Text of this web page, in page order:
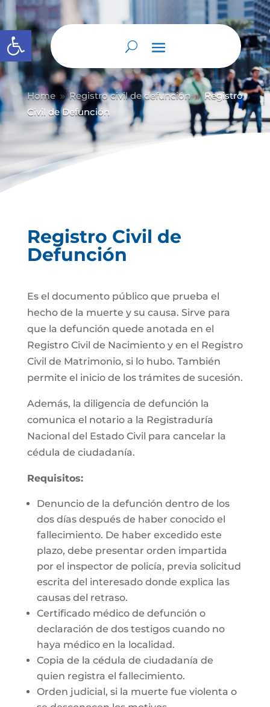
Abrir barra de herramientas
Home 9 Registro civil de defunción 9 Registro
Civil de Defunción
Registro Civil de
Defunción
Es el documento público que prueba el
hecho de la muerte y su causa. Sirve para
que la defunción quede anotada en el
Registro Civil de Nacimiento y en el Registro
Civil de Matrimonio, si lo hubo. También
permite el inicio de los trámites de sucesión.
Además, la diligencia de defunción la
comunica el notario a la Registraduría
Nacional del Estado Civil para cancelar la
cédula de ciudadanía.
Requisitos:
Denuncio de la defunción dentro de los
dos días después de haber conocido el
fallecimiento. De haber excedido este
plazo, debe presentar orden impartida
por el inspector de policía, previa solicitud
escrita del interesado donde explica las
causas del retraso.
Certificado médico de defunción o
declaración de dos testigos cuando no
haya médico en la localidad.
Copia de la cédula de ciudadanía de
quien registra el fallecimiento.
Orden judicial, si la muerte fue violenta o